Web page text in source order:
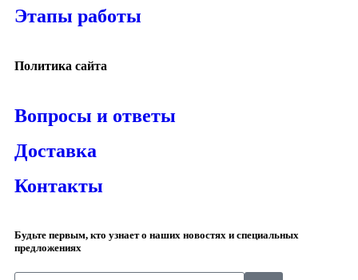
Этапы работы
Политика сайта
Вопросы и ответы
Доставка
Контакты
Будьте первым, кто узнает о наших новостях и специальных
предложениях